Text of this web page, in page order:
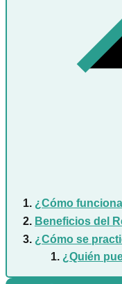
¿Cómo
Beneficios del
¿Cómo se
¿Quién